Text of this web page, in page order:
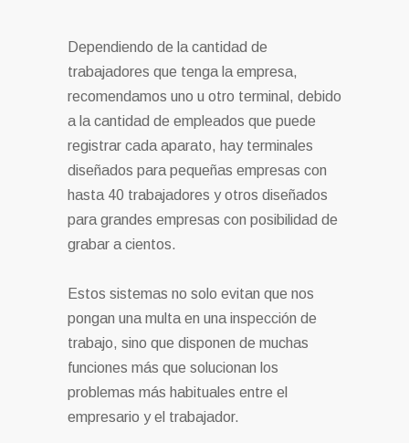
Dependiendo de la cantidad de
trabajadores que tenga la empresa,
recomendamos uno u otro terminal, debido
a la cantidad de empleados que puede
registrar cada aparato, hay terminales
diseñados para pequeñas empresas con
hasta 40 trabajadores y otros diseñados
para grandes empresas con posibilidad de
grabar a cientos.
Estos sistemas no solo evitan que nos
pongan una multa en una inspección de
trabajo, sino que disponen de muchas
funciones más que solucionan los
problemas más habituales entre el
empresario y el trabajador.